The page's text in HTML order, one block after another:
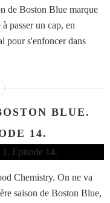
de Boston Blue marque
passer un cap, en
pour s'enfoncer dans
BLUE.
14.
Chemistry. On ne va
saison de Boston Blue,